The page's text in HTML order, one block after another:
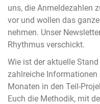
uns, die Anmeldezahlen
vor und wollen das
nehmen. Unser
Rhythmus verschickt.
Wie ist der aktuelle
zahlreiche Informationen
Monaten in den Teil-
Euch die Methodik, mit